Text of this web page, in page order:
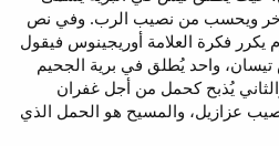
ويحسب من نصيب الرب. وفي نص
فكرة العلامة أوريجينوس فيقول
تيسان، واحد يُطلق في برية الجحيم
يُذبح كحمل من أجل غفران
عزازيل، والمسيح هو الحمل الذي